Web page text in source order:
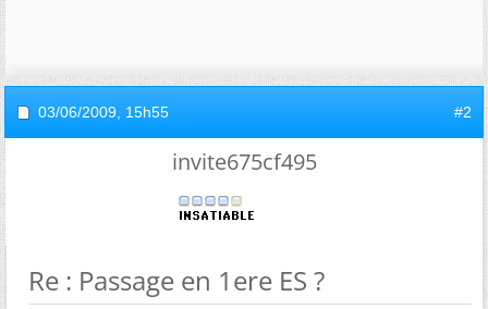
03/06/2009, 15h55 #2
invite675cf495
Re : Passage en 1ere ES ?